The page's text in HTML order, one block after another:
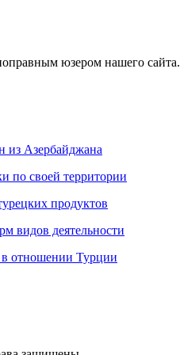
юзером нашего сайта.
из Азербайджана
по своей территории
продуктов
видов деятельности
отношении Турции